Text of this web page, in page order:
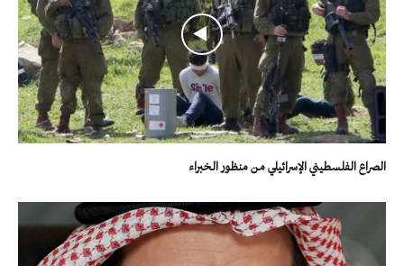
الصراع الفلسطيني الإسرائيلي من منظور الخبراء